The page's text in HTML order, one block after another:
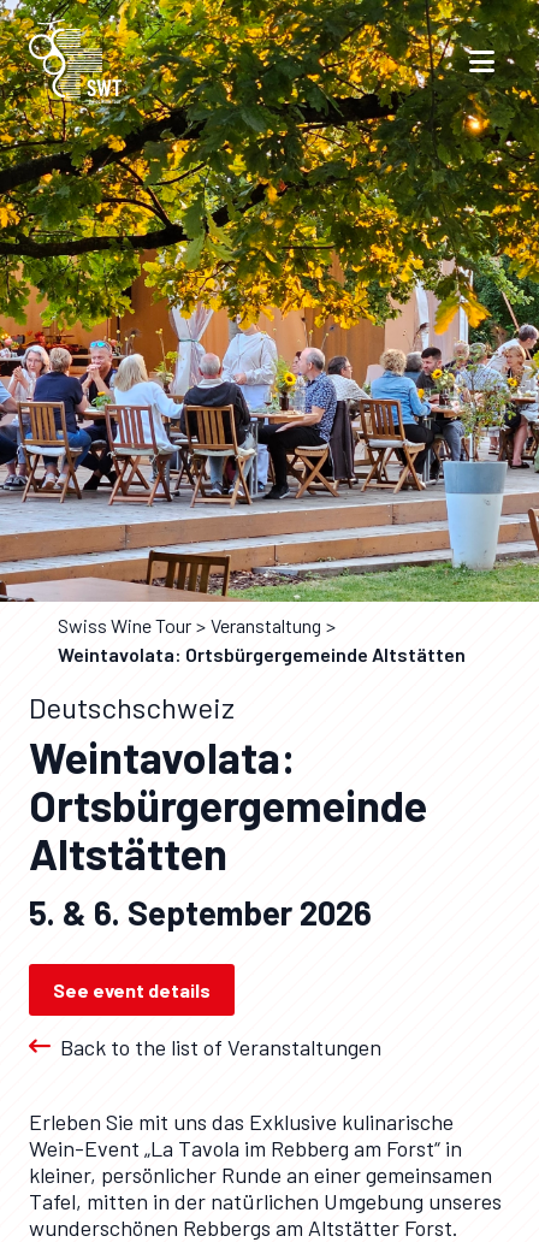
Swiss Wine Tour
Veranstaltung
Weintavolata: Ortsbürgergemeinde Altstätten
Deutschschweiz
Weintavolata:
Ortsbürgergemeinde
Altstätten
5. & 6. September 2026
See event details
Back to the list of Veranstaltungen
Erleben Sie mit uns das Exklusive kulinarische
Wein-Event „La Tavola im Rebberg am Forst“ in
kleiner, persönlicher Runde an einer gemeinsamen
Tafel, mitten in der natürlichen Umgebung unseres
wunderschönen Rebbergs am Altstätter Forst.